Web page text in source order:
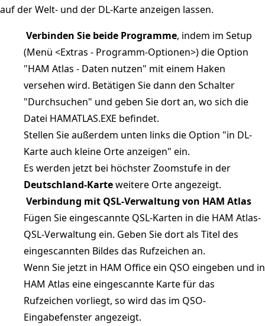
auf der Welt- und der DL-Karte anzeigen lassen.
Verbinden Sie beide Programme, indem im Setup
(Menü <Extras - Programm-Optionen>) die Option
"HAM Atlas - Daten nutzen" mit einem Haken
versehen wird. Betätigen Sie dann den Schalter
"Durchsuchen" und geben Sie dort an, wo sich die
Datei HAMATLAS.EXE befindet.
Stellen Sie außerdem unten links die Option "in DL-
Karte auch kleine Orte anzeigen" ein.
Es werden jetzt bei höchster Zoomstufe in der
Deutschland-Karteweitere Orte angezeigt.
Verbindung mit QSL-Verwaltung von HAM Atlas
Fügen Sie eingescannte QSL-Karten in die HAM Atlas-
QSL-Verwaltung ein. Geben Sie dort als Titel des
eingescannten Bildes das Rufzeichen an.
Wenn Sie jetzt in HAM Office ein QSO eingeben und in
HAM Atlas eine eingescannte Karte für das
Rufzeichen vorliegt, so wird das im QSO-
Eingabefenster angezeigt.